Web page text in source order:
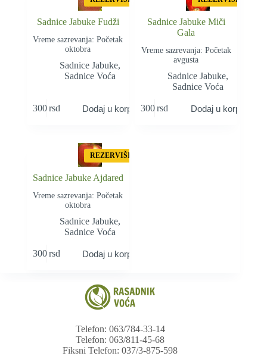
Sadnice Jabuke Fudži
Vreme sazrevanja: Početak
oktobra
Sadnice Jabuke,
Sadnice Voća
300rsd Dodaj u korpu
Sadnice Jabuke Miči
Gala
Vreme sazrevanja: Početak
avgusta
Sadnice Jabuke,
Sadnice Voća
300 rsd Dodaj u korpu
REZERVIŠI
Sadnice Jabuke Ajdared
Vreme sazrevanja: Početak
oktobra
Sadnice Jabuke,
Sadnice Voća
300rsd Dodaj u korpu
Telefon: 063/784-33-14
Telefon: 063/811-45-68
Fiksni Telefon: 037/3-875-598